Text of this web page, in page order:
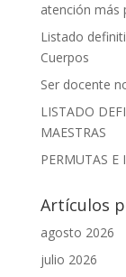
atención más
Listado
Cuerpos
Ser docente
LISTADO
MAESTRAS
PERMUTAS
Artículos
agosto 2026
julio 2026